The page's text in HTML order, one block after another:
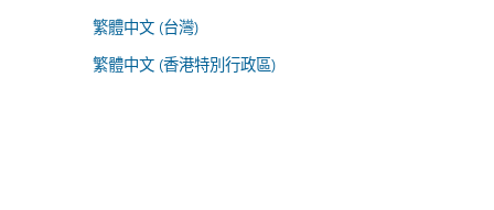
繁體中文 (台灣)
繁體中文 (香港特別行政區)